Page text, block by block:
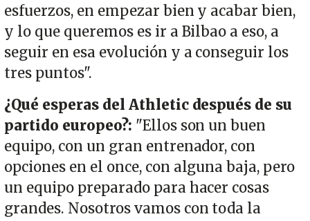
esfuerzos, en empezar bien y acabar bien,
y lo que queremos es ir a Bilbao a eso, a
seguir en esa evolución y a conseguir los
tres puntos".
¿Qué esperas del Athletic después de su
partido europeo?: "Ellos son un buen
equipo, con un gran entrenador, con
opciones en el once, con alguna baja, pero
un equipo preparado para hacer cosas
grandes. Nosotros vamos con toda la